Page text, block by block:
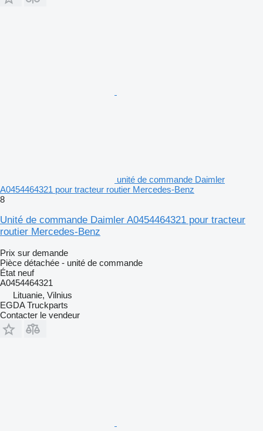
unité de commande Daimler
A0454464321 pour tracteur routier Mercedes-Benz
8
Unité de commande Daimler A0454464321 pour tracteur
routier Mercedes-Benz
Prix sur demande
Pièce détachée - unité de commande
État neuf
A0454464321
Lituanie, Vilnius
EGDA Truckparts
Contacter le vendeur